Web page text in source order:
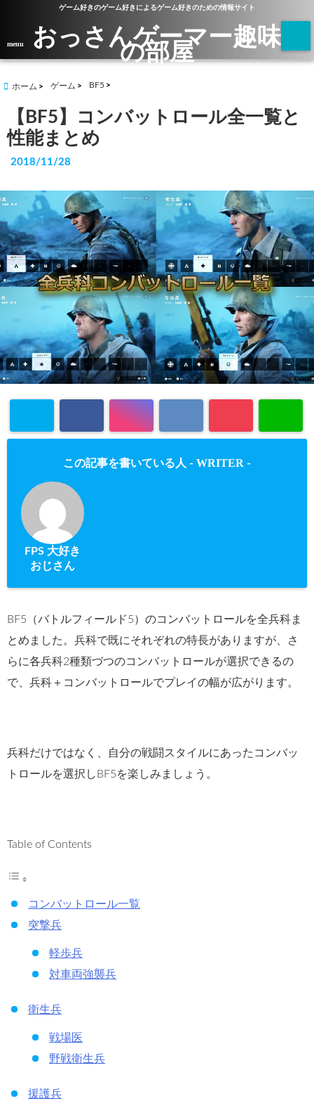
ゲーム好きのゲーム好きによるゲーム好きのための情報サイト
menu おっさんゲーマー趣味
の部屋
ホーム ゲーム BF5
【BF5】コンバットロール全一覧と
性能まとめ
2018/11/28
この記事を書いている人 - WRITER -
FPS 大好き
おじさん
BF5（バトルフィールド5）のコンバットロールを全兵科ま
とめました。兵科で既にそれぞれの特長がありますが、さ
らに各兵科2種類づつのコンバットロールが選択できるの
で、兵科＋コンバットロールでプレイの幅が広がります。
兵科だけではなく、自分の戦闘スタイルにあったコンバッ
トロールを選択しBF5を楽しみましょう。
Table of Contents
コンバットロール一覧
突撃兵
軽歩兵
対車両強襲兵
衛生兵
戦場医
野戦衛生兵
援護兵